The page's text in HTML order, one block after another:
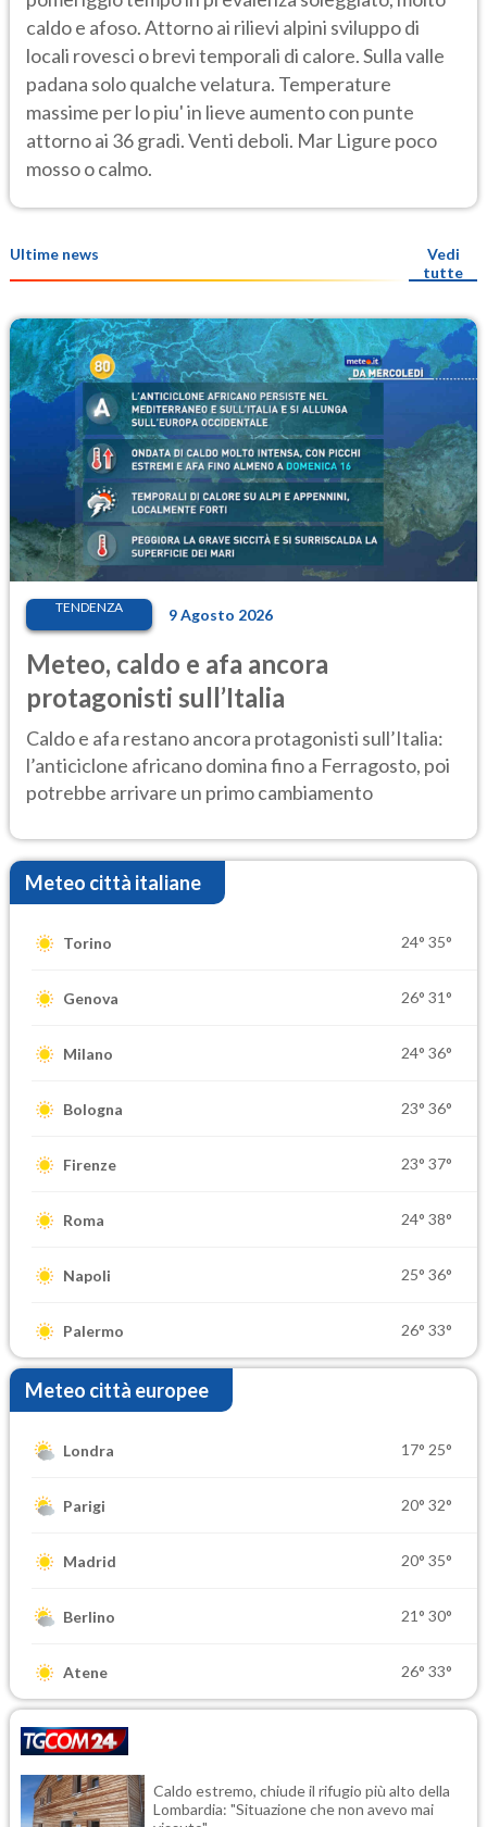
caldo e afoso. Attorno ai rilievi alpini sviluppo di
locali rovesci o brevi temporali di calore. Sulla valle
padana solo qualche velatura. Temperature
massime per lo piu' in lieve aumento con punte
attorno ai 36 gradi. Venti deboli. Mar Ligure poco
mosso o calmo.
Ultime news
Vedi
tutte
TENDENZA 9 Agosto 2026
Meteo, caldo e afa ancora
protagonisti sull’Italia
Caldo e afa restano ancora protagonisti sull’Italia:
l’anticiclone africano domina fino a Ferragosto, poi
potrebbe arrivare un primo cambiamento
Meteo città italiane
Torino 24° 35°
Genova 26° 31°
Milano 24° 36°
Bologna 23° 36°
Firenze 23° 37°
Roma 24° 38°
Napoli 25° 36°
Palermo 26° 33°
Meteo città europee
Londra 17° 25°
Parigi 20° 32°
Madrid 20° 35°
Berlino 21° 30°
Atene 26° 33°
Caldo estremo, chiude il rifugio più alto della
Lombardia: "Situazione che non avevo mai